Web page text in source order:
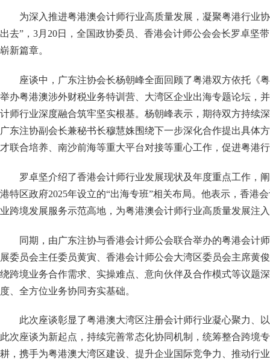
为深入推进粤港澳会计师行业高质量发展，凝聚粤港行业
出去”，3月20日，全国政协委员、香港会计师公会会长罗卓坚
崭新篇章。
座谈中，广东注协会长杨朝峰全面回顾了粤港双方依托《
举办粤港澳涉外财税业务特训营、大湾区企业出海专题论坛，
计师行业深度融合筑牢坚实根基。杨朝峰表示，期待双方持续
广东注协副会长兼秘书长穆慧姝围绕下一步深化合作提出具体
才联合培养、南沙前海等重大平台对接等重心工作，促进粤港
罗卓坚介绍了香港会计师行业发展现状及年度重点工作，
港特区政府2025年设立的“出海专班”相关布局。他表示，香港
业跨境发展服务示范高地，为粤港澳会计师行业高质量发展注
同期，由广东注协与香港会计师公会联合举办的粤港会计
展委员会主任委员黄寅、香港会计师公会大湾区委员会主席黄
绕跨境业务合作需求、实操难点、意向伙伴及合作模式等议题
度、全方位业务协同夯实基础。
此次座谈彰显了粤港澳大湾区注册会计师行业凝心聚力、
此次座谈为新起点，持续完善常态化协同机制，统筹整合跨境
耕，携手为粤港澳大湾区建设、提升企业国际竞争力、推动行